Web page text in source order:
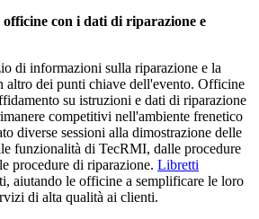
con i dati di riparazione e
di informazioni sulla riparazione e la
altro dei punti chiave dell'evento. Officine
su istruzioni e dati di riparazione
competitivi nell'ambiente frenetico
diverse sessioni alla dimostrazione delle
funzionalità di TecRMI, dalle procedure
procedure di riparazione. Libretti
aiutando le officine a semplificare le loro
di alta qualità ai clienti.